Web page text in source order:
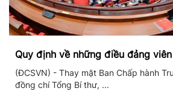
Quy định về những điều đảng
(ĐCSVN) - Thay mặt Ban Chấp hành
đồng chí Tổng Bí thư, ...